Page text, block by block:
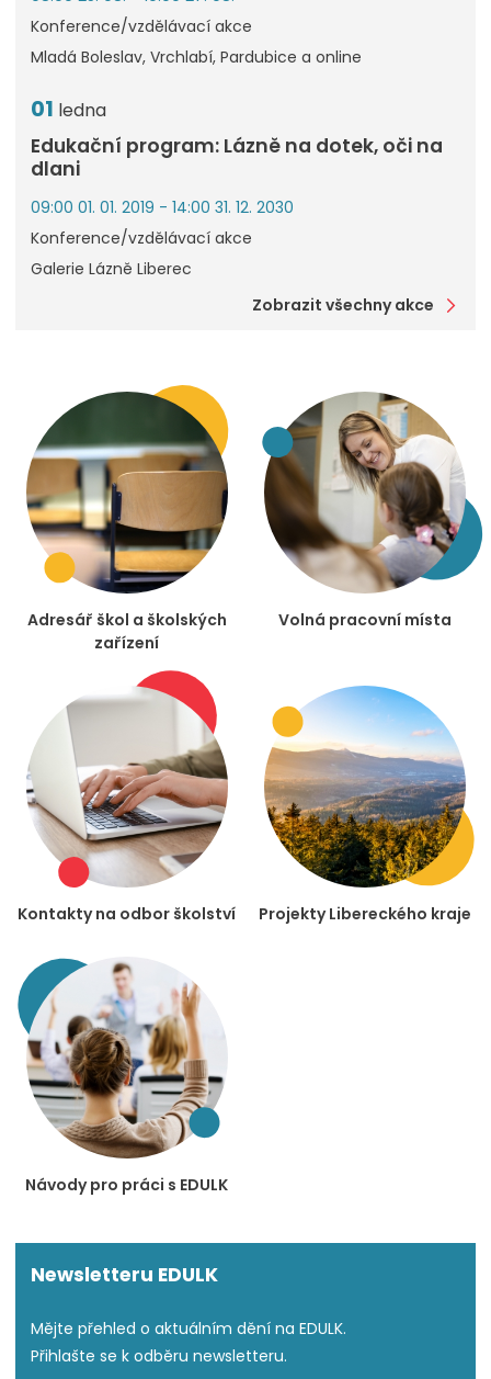
Konference/vzdělávací akce
Mladá Boleslav, Vrchlabí, Pardubice a online
01 ledna
Edukační program: Lázně na dotek, oči na
dlani
09:00 01. 01. 2019 - 14:00 31. 12. 2030
Konference/vzdělávací akce
Galerie Lázně Liberec
Zobrazit všechny akce
Adresář škol a školských
zařízení
Volná pracovní místa
Kontakty na odbor školství Projekty Libereckého kraje
Návody pro práci s EDULK
Newsletteru EDULK
Mějte přehled o aktuálním dění na EDULK.
Přihlašte se k odběru newsletteru.